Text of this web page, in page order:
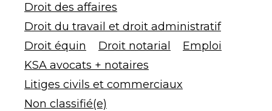
Droit des affaires
Droit du travail et droit administratif
Droit équin
Droit notarial
Emploi
KSA avocats + notaires
Litiges civils et commerciaux
Non classifié(e)